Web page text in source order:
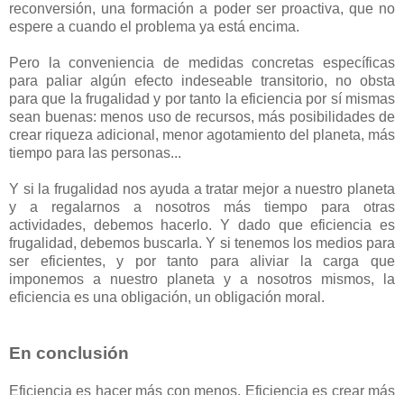
reconversión, una formación a poder ser proactiva, que no
espere a cuando el problema ya está encima.
Pero la conveniencia de medidas concretas específicas
para paliar algún efecto indeseable transitorio, no obsta
para que la frugalidad y por tanto la eficiencia por sí mismas
sean buenas: menos uso de recursos, más posibilidades de
crear riqueza adicional, menor agotamiento del planeta, más
tiempo para las personas...
Y si la frugalidad nos ayuda a tratar mejor a nuestro planeta
y a regalarnos a nosotros más tiempo para otras
actividades, debemos hacerlo. Y dado que eficiencia es
frugalidad, debemos buscarla. Y si tenemos los medios para
ser eficientes, y por tanto para aliviar la carga que
imponemos a nuestro planeta y a nosotros mismos, la
eficiencia es una obligación, un obligación moral.
En conclusión
Eficiencia es hacer más con menos. Eficiencia es crear más